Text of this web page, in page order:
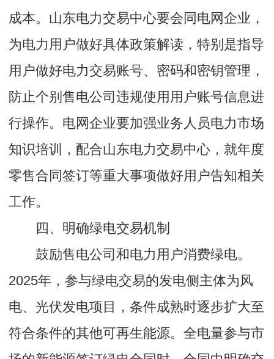
成本。山东电力交易中心要会同电网企业，
为电力用户做好具体政策解读，特别是指导
用户做好电力交易账号、密码和密钥管理，
防止个别售电公司违规使用用户账号信息进
行操作。电网企业要加强业务人员电力市场
知识培训，配合山东电力交易中心，就年度
零售合同签订等重大事项做好用户告知相关
工作。
四、明确绿电交易机制
鼓励售电公司和电力用户消费绿电。
2025年，参与绿电交易的发电侧主体为风
电、光伏发电项目，条件成熟时逐步扩大至
符合条件的其他可再生能源。全电量参与市